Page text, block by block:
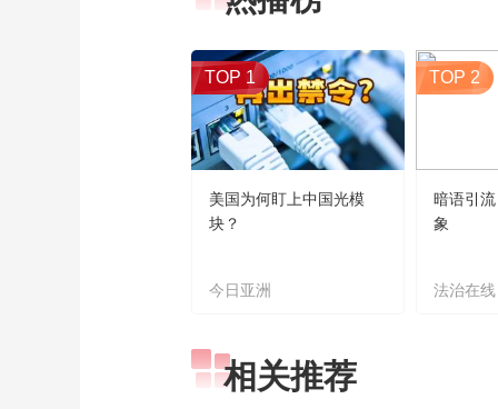
TOP 1
美国为何盯上中国光模
块？
今日亚洲
TOP 2
暗语引
象
法治在线
相关推荐